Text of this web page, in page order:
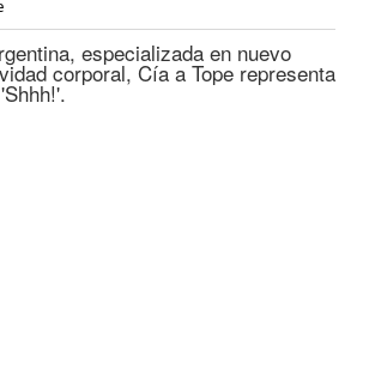
especializada en nuevo
corporal, Cía a Tope representa